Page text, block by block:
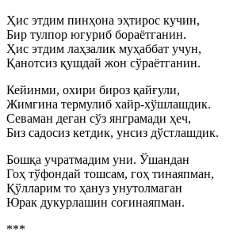
Ҳис этдим пинҳона эҳтирос кучин,
Бир тулпор югуриб бораётганин.
Ҳис этдим лаҳзалик муҳаббат учун,
Қанотсиз қушдай жон сўраётганин.
Кейинми, охири бироз қайғули,
Жимгина термулиб хайр-хўшлашдик.
Севаман деган сўз янграмади ҳеч,
Биз садосиз кетдик, унсиз дўстлашдик.
Бошқа учратмадим уни. Ўшандан
Гоҳ тўфондай тошсам, гоҳ тинаяпман,
Қўлларим то ҳануз унутолмаган
Юрак дукурлашин соғинаяпман.
***